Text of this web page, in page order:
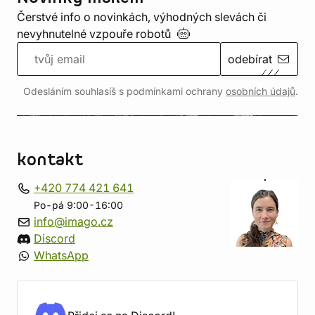
Čerstvé info o novinkách, výhodných slevách či
nevyhnutelné vzpouře robotů
odebírat
Odesláním souhlasíš s podmínkami ochrany osobních údajů.
kontakt
+420 774 421 641
Po-pá 9:00-16:00
info@imago.cz
Discord
WhatsApp